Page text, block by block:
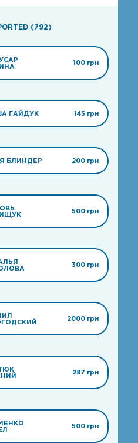
(792)
100 грн
ГАЙДУК 145 грн
БЛИНДЕР 200 грн
500 грн
300 грн
2000 грн
287 грн
500 грн